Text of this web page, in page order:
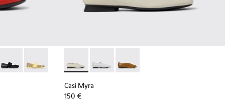
de piel rojas para mujer.
265 - Bailarinas de piel nobuk marrón para mujer.
- 21595-243 - Bailarinas de piel nobuk azules para mujer.
Right Nina - 21595-242 - Bailarinas negras de piel para mujer.
Right Nina - 21595-228Casi Myra - K201751-006 - Zapatos de piel
Casi Myra - K201751-010
Casi Myra - K201751-009
Casi Myra
150 €